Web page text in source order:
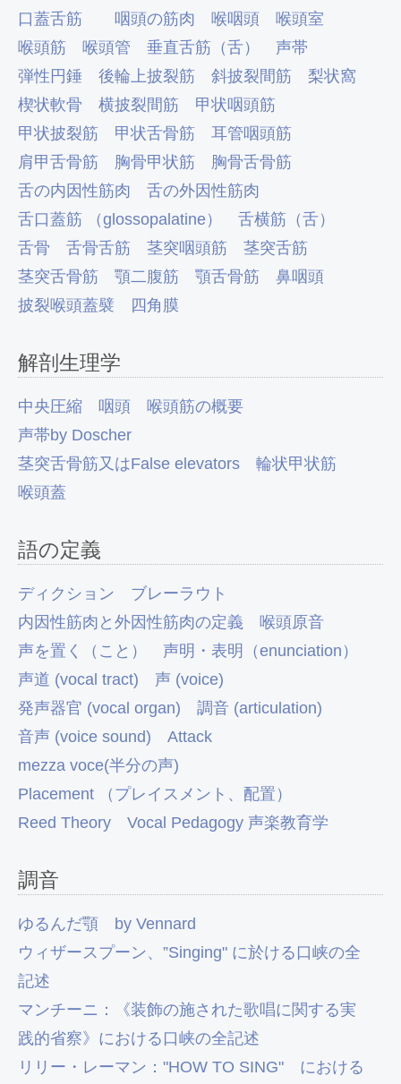
口蓋舌筋
咽頭の筋肉 喉咽頭
喉頭室
喉頭筋
喉頭管 垂直舌筋（舌）
声帯
弾性円錘
後輪上披裂筋 斜披裂間筋
梨状窩
楔状軟骨
横披裂間筋
甲状咽頭筋
甲状披裂筋
甲状舌骨筋
耳管咽頭筋
肩甲舌骨筋
胸骨甲状筋
胸骨舌骨筋
舌の内因性筋肉
舌の外因性筋肉
舌口蓋筋 （glossopalatine）
舌横筋（舌）
舌骨
舌骨舌筋 茎突咽頭筋
茎突舌筋
茎突舌骨筋
顎二腹筋 顎舌骨筋
鼻咽頭
披裂喉頭蓋襞
四角膜
解剖生理学
中央圧縮 咽頭
喉頭筋の概要
声帯by Doscher
茎突舌骨筋又はFalse elevators
輪状甲状筋
喉頭蓋
語の定義
ディクション
ブレーラウト
内因性筋肉と外因性筋肉の定義
喉頭原音
声を置く（こと）
声明・表明（enunciation）
声道 (vocal tract)
声 (voice)
発声器官 (vocal organ)
調音 (articulation)
音声 (voice sound)
Attack
mezza voce(半分の声)
Placement （プレイスメント、配置）
Reed Theory
Vocal Pedagogy 声楽教育学
調音
ゆるんだ顎 by Vennard
ウィザースプーン、”Singing" に於ける口峡の全
記述
マンチーニ：《装飾の施された歌唱に関する実
践的省察》における口峡の全記述
リリー・レーマン："HOW TO SING" における